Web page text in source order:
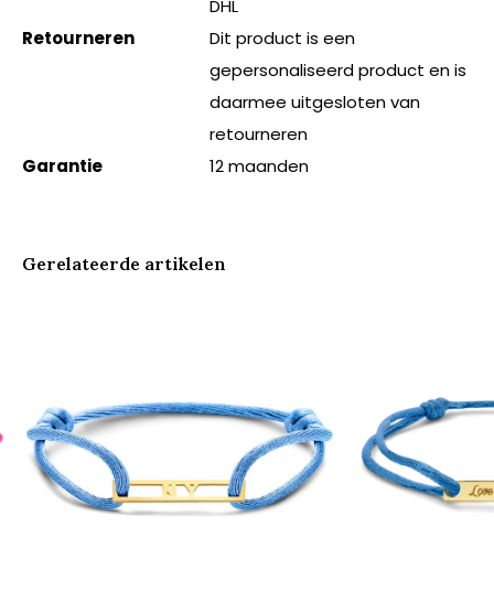
DHL
Retourneren
Dit product is een
gepersonaliseerd product en is
daarmee uitgesloten van
retourneren
Garantie
12 maanden
Gerelateerde artikelen